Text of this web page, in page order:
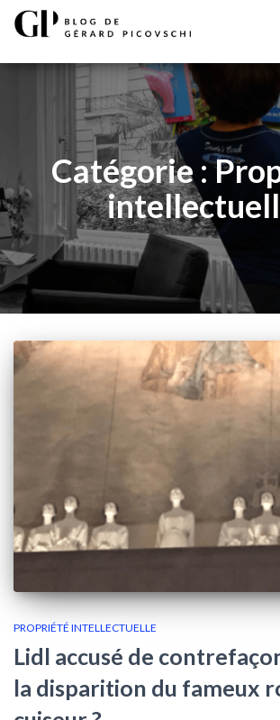
Catégorie :
PROPRIÉTÉ INTELLECTUELLE
Lidl accusé de
la disparition du fameux